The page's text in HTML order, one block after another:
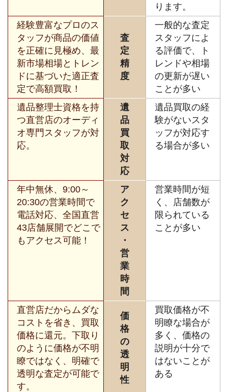
ります。
経験豊富なプロのス
タッフが商品の価値
を正確に見極め、最
新市場相場とトレン
ドに基づいた適正査
定で高額買取！
査
定
精
度
一般的な査定
スタッフによ
る評価で、ト
レンドや相場
の更新が遅い
ことが多い
遺品整理士資格を持
つ直営店のオーディ
オ専門スタッフが対
応。
遺
品
買
取
対
応
遺品買取の経
験がないスタ
ッフが対応す
る場合が多い
年中無休、9:00～
20:30の営業時間で
電話対応、全国直営
43店舗展開でどこで
もアクセス可能！
ア
ク
セ
ス
・
営
業
時
間
営業時間が短
く、店舗数が
限られている
ことが多い
直営店だからムダな
コストを省き、買取
価格に還元。下取り
のように価格が不明
瞭ではなく、明確で
透明な査定が可能で
す。
価
格
の
透
明
性
買取価格が不
明瞭な場合が
多く、価格の
説明が十分で
はないことが
ある